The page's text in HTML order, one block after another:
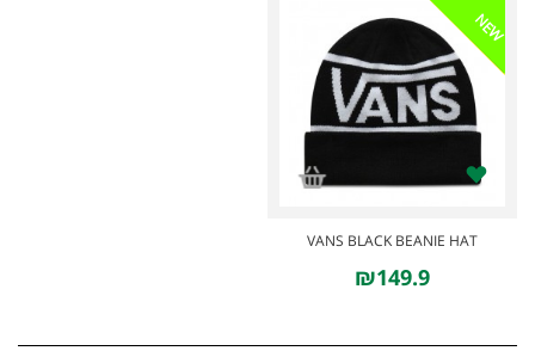
NEW
VANS BLACK BEANIE HAT
₪149.9